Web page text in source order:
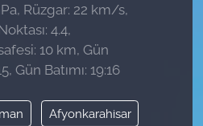
Rüzgar: 22 km/s,
4.4,
10 km, Gün
Gün Batımı: 19:16
Afyonkarahisar